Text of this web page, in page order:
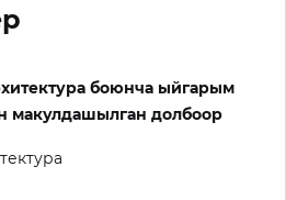
боюнча ыйгарым
макулдашылган долбоор